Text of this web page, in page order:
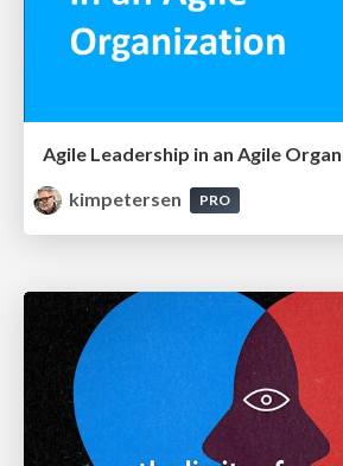
Agile Leadership in an Agile
kimpetersen
PRO